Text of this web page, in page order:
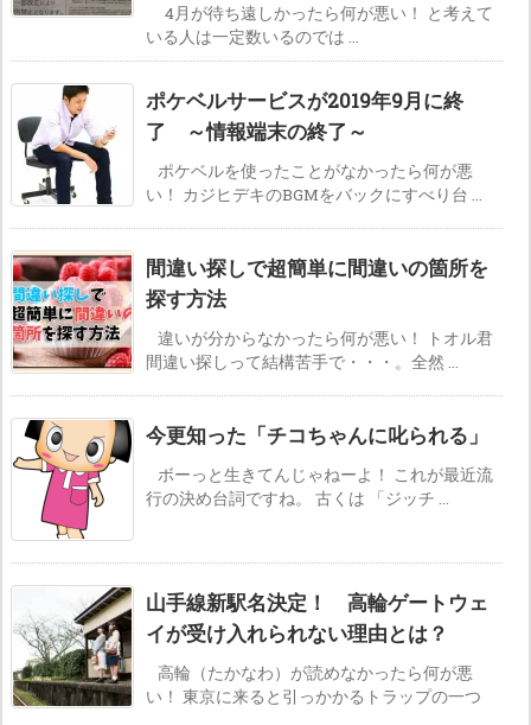
4月が待ち遠しかったら何が悪い！ と考えて
いる人は一定数いるのでは ...
ポケベルサービスが2019年9月に終
了 ～情報端末の終了～
ポケベルを使ったことがなかったら何が悪
い！ カジヒデキのBGMをバックにすべり台 ...
間違い探しで超簡単に間違いの箇所を
探す方法
違いが分からなかったら何が悪い！ トオル君
間違い探しって結構苦手で・・・。全然 ...
今更知った「チコちゃんに叱られる」
ボーっと生きてんじゃねーよ！ これが最近流
行の決め台詞ですね。 古くは 「ジッチ ...
山手線新駅名決定！ 高輪ゲートウェ
イが受け入れられない理由とは？
高輪（たかなわ）が読めなかったら何が悪
い！ 東京に来ると引っかかるトラップの一つ